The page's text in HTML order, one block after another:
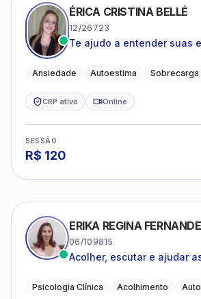
ÉRICA CRISTINA BELLÉ
12/26723
Te ajudo a entender suas
que você está vivendo
Ansiedade Autoestima Sobrecarga
CRP ativo Online
SESSÃO
R$ 120
ERIKA REGINA
06/109815
Acolher, escutar e ajudar
Psicologia Clínica Acolhimento